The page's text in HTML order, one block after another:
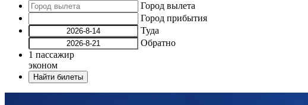
Город вылета
Город прибытия
Туда
Обратно
1 пассажир
эконом
Найти билеты